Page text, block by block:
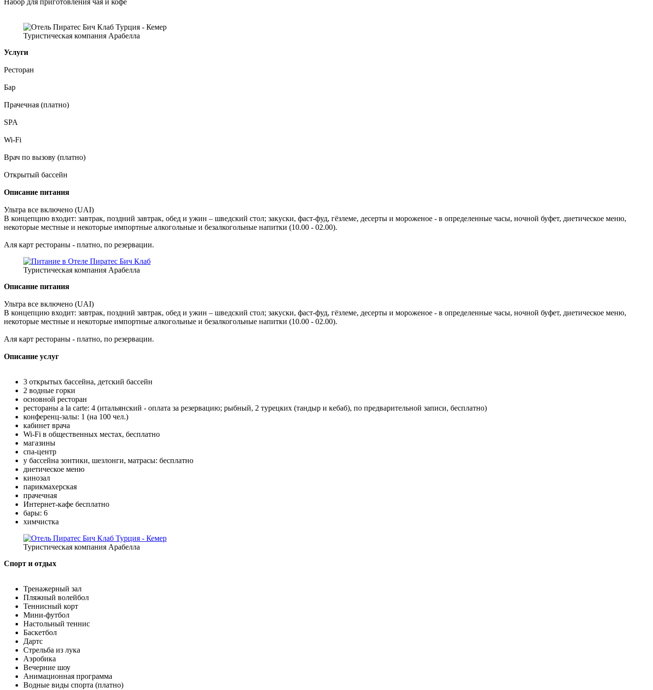
Туристическая компания Арабелла
Услуги
Ресторан
Бар
Прачечная (платно)
SPA
Wi-Fi
Врач по вызову (платно)
Открытый бассейн
Описание питания
Ультра все включено (UAI)
В концепцию входит: завтрак, поздний завтрак, обед и ужин – шведский стол; закуски, фаст-фуд, гёзлеме, десерты и мороженое - в определенные часы, ночной буфет, диетическое меню,
некоторые местные и некоторые импортные алкогольные и безалкогольные напитки (10.00 - 02.00).
Аля карт рестораны - платно, по резервации.
Туристическая компания Арабелла
Описание питания
Ультра все включено (UAI)
В концепцию входит: завтрак, поздний завтрак, обед и ужин – шведский стол; закуски, фаст-фуд, гёзлеме, десерты и мороженое - в определенные часы, ночной буфет, диетическое меню,
некоторые местные и некоторые импортные алкогольные и безалкогольные напитки (10.00 - 02.00).
Аля карт рестораны - платно, по резервации.
Описание услуг
3 открытых бассейна, детский бассейн
2 водные горки
основной ресторан
рестораны a la carte: 4 (итальянский - оплата за резервацию; рыбный, 2 турецких (тандыр и кебаб), по предварительной записи, бесплатно)
конференц-залы: 1 (на 100 чел.)
кабинет врача
Wi-Fi в общественных местах, бесплатно
магазины
спа-центр
у бассейна зонтики, шезлонги, матрасы: бесплатно
диетическое меню
кинозал
парикмахерская
прачечная
Интернет-кафе бесплатно
бары: 6
химчистка
Туристическая компания Арабелла
Спорт и отдых
Тренажерный зал
Пляжный волейбол
Теннисный корт
Мини-футбол
Настольный теннис
Баскетбол
Дартс
Стрельба из лука
Аэробика
Вечерние шоу
Анимационная программа
Водные виды спорта (платно)